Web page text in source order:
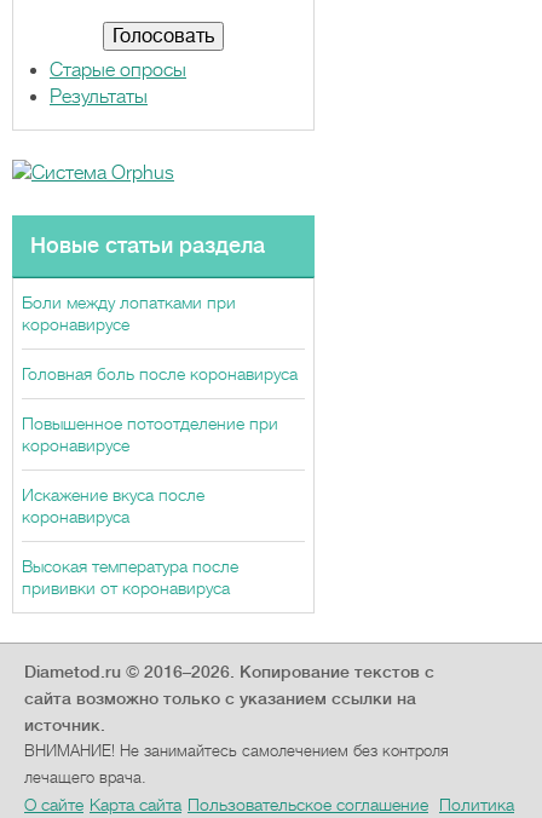
Старые опросы
Результаты
Новые статьи раздела
Боли между лопатками при
коронавирусе
Головная боль после коронавируса
Повышенное потоотделение при
коронавирусе
Искажение вкуса после
коронавируса
Высокая температура после
прививки от коронавируса
Diametod.ru © 2016–2026. Копирование текстов с
сайта возможно только с указанием ссылки на
источник.
ВНИМАНИЕ! Не занимайтесь самолечением без контроля
лечащего врача.
О сайте Карта сайта Пользовательское соглашение
Политика